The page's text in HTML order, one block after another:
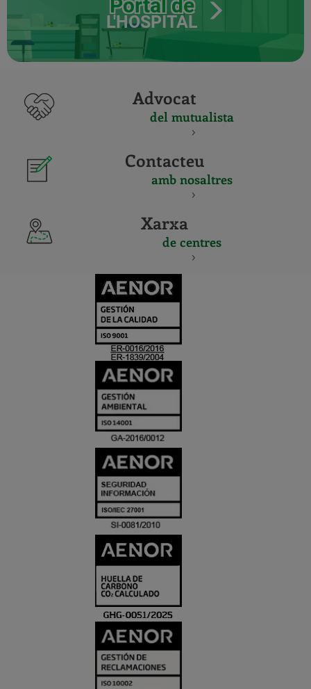
Portal de
L'HOSPITAL
Advocat
del mutualista
Contacteu
amb nosaltres
Xarxa
de centres
Y